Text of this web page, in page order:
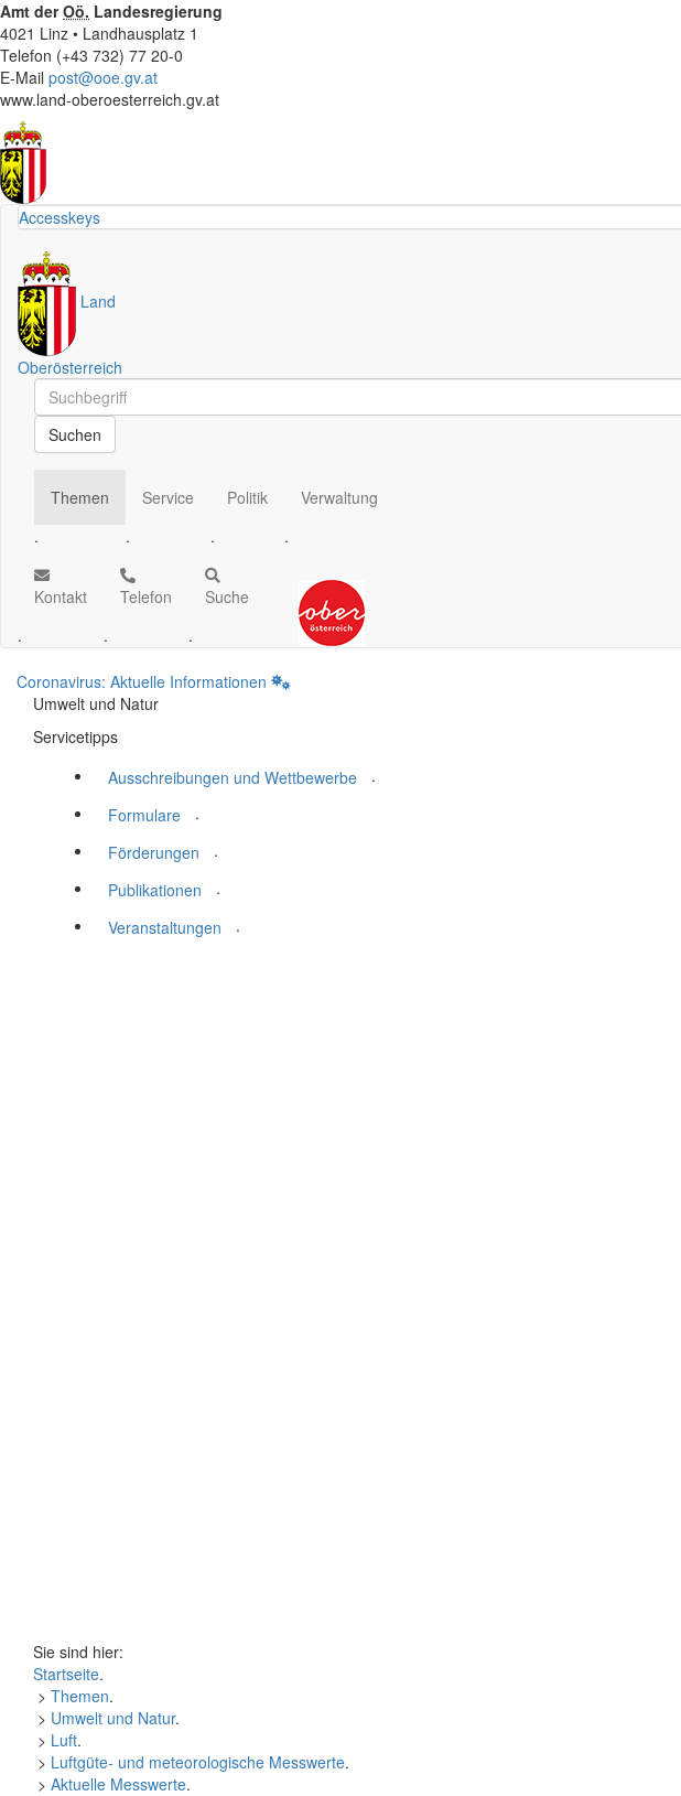
Amt derOö. Landesregierung
4021 Linz • Landhausplatz 1
Telefon (+43 732) 77 20-0
E-Mail post@ooe.gv.at
www.land-oberoesterreich.gv.at
Accesskeys
Land
Oberösterreich
Schnellsuche
Schnellsuche
Suchen
Themen
.
Service
.
Politik
.
Verwaltung
.
Kontakt
.
Telefon
.
Suche
.
Coronavirus: Aktuelle Informationen
Umwelt und Natur
Servicetipps
Ausschreibungen und Wettbewerbe
.
Formulare
.
Förderungen
.
Publikationen
.
Veranstaltungen
.
Sie sind hier:
Startseite.
> Themen.
> Umwelt und Natur.
> Luft.
> Luftgüte- und meteorologische Messwerte.
> Aktuelle Messwerte.